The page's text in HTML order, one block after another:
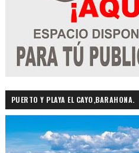
PUERTO Y PLAYA EL CAYO,BARAHONA.